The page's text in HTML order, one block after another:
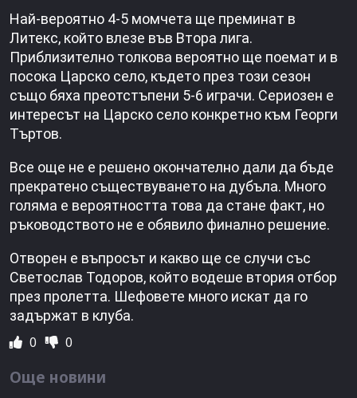
Най-вероятно 4-5 момчета ще преминат в
Литекс, който влезе във Втора лига.
Приблизително толкова вероятно ще поемат и в
посока Царско село, където през този сезон
също бяха преотстъпени 5-6 играчи. Сериозен е
интересът на Царско село конкретно към Георги
Търтов.
Все още не е решено окончателно дали да бъде
прекратено съществуването на дубъла. Много
голяма е вероятността това да стане факт, но
ръководството не е обявило финално решение.
Отворен е въпросът и какво ще се случи със
Светослав Тодоров, който водеше втория отбор
през пролетта. Шефовете много искат да го
задържат в клуба.
0 0
Още новини